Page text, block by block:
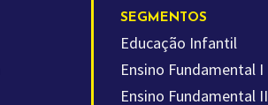
SEGMENTOS
Educação Infantil
Ensino Fundamental I
Ensino Fundamental II